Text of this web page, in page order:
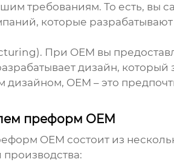
требованиям. То есть, вы
которые
При OEM вы
дизайн, который
дизайном, OEM – это
преформ OEM
OEM состоит из